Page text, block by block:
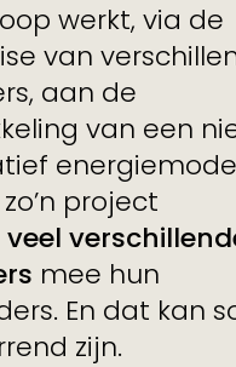
werkt, via de
van
aan de
van een
project
veel
mee hun
En dat kan
zijn.